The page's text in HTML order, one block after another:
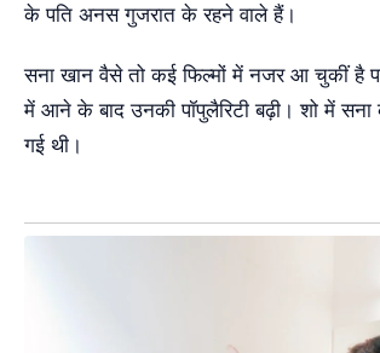
के पति अनस गुजरात के रहने वाले हैं।
सना खान वैसे तो कई फिल्मों में नजर आ चुकीं है
में आने के बाद उनकी पॉपुलैरिटी बढ़ी। शो में सना
गई थी।